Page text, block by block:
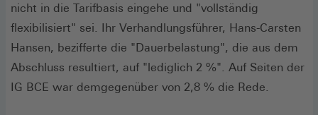
nicht in die Tarifbasis eingehe und "vollständig
flexibilisiert" sei. Ihr Verhandlungsführer, Hans-Carsten
Hansen, bezifferte die "Dauerbelastung", die aus dem
Abschluss resultiert, auf "lediglich 2 %". Auf Seiten der
IG BCE war demgegenüber von 2,8 % die Rede.